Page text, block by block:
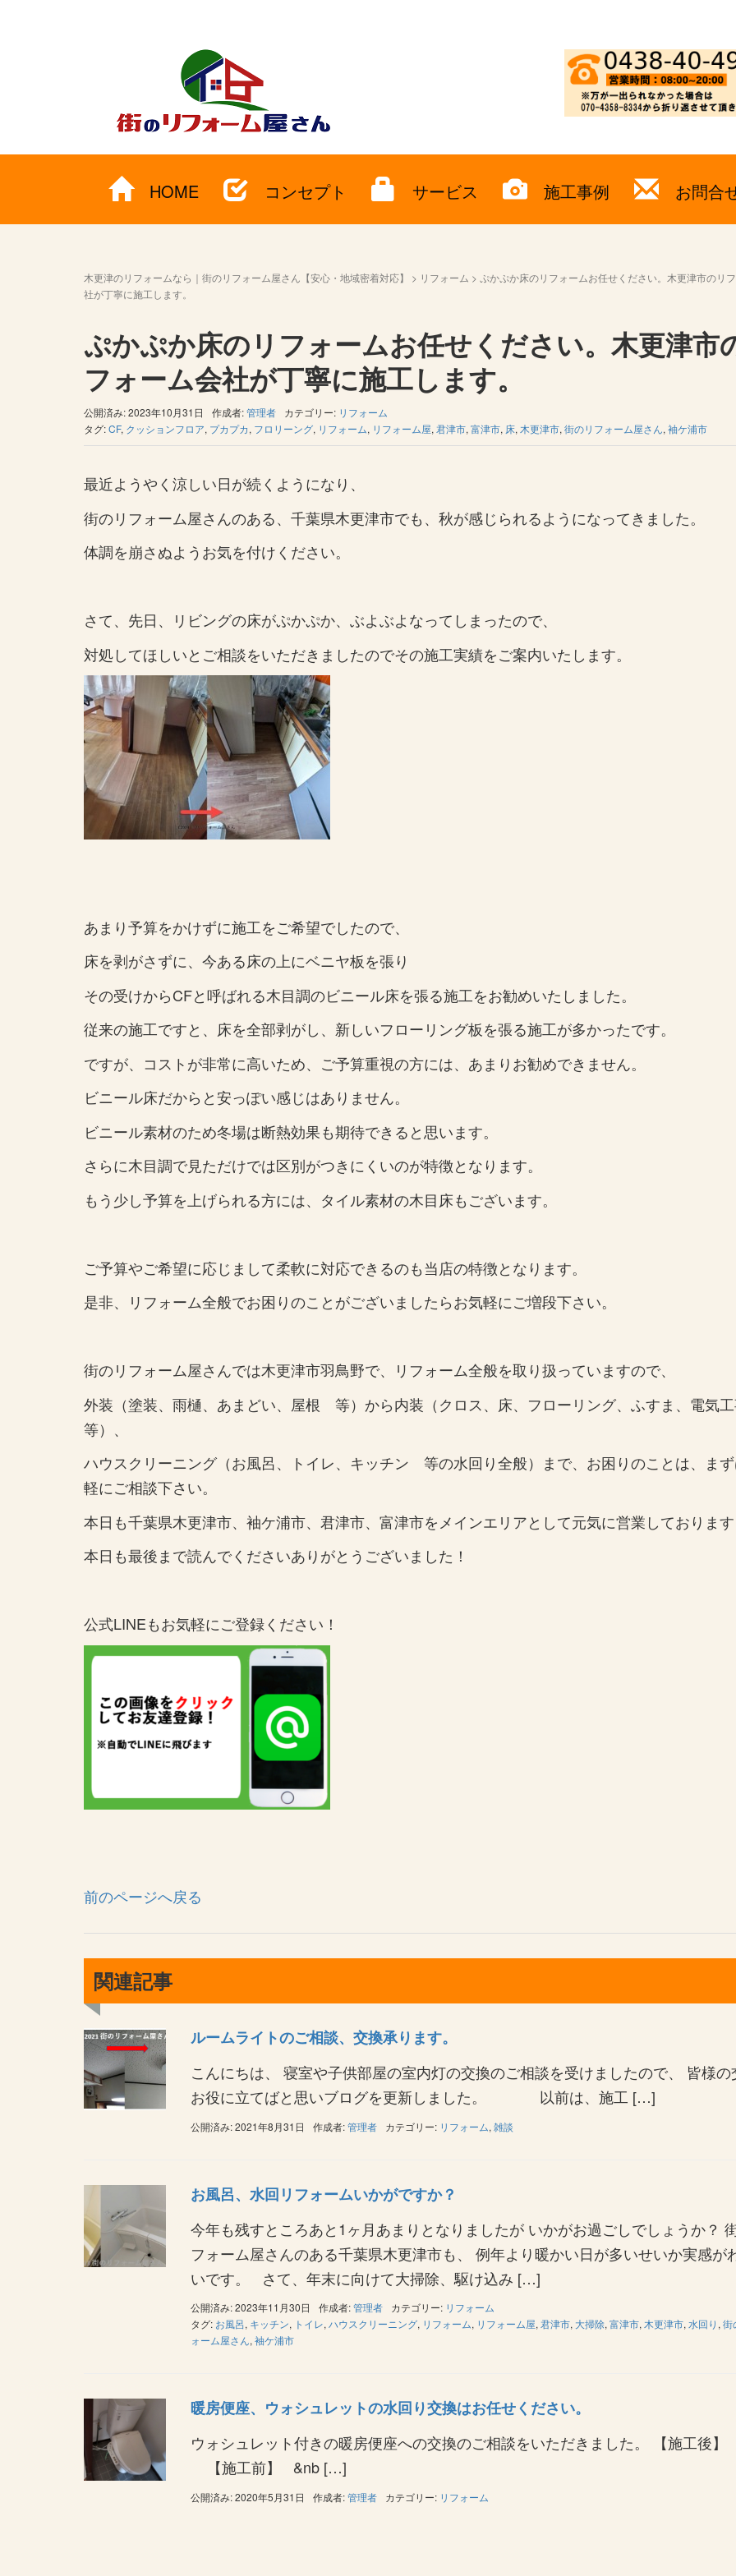
HOME コンセプト サービス 施工事例 お問合
木更津のリフォームなら｜街のリフォーム屋さん【安心・地域密着対応】 > リフォーム > ぷかぷか床のリフォームお任せください。木更津市のリ
社が丁寧に施工します。
ぷかぷか床のリフォームお任せください。木更津市
フォーム会社が丁寧に施工します。
公開済み: 2023年10月31日 作成者:管理者 カテゴリー: リフォーム
タグ:CF, クッションフロア, プカプカ, フロリーング, リフォーム, リフォーム屋, 君津市, 富津市, 床, 木更津市, 街のリフォーム屋さん, 袖ケ浦市
最近ようやく涼しい日が続くようになり、
街のリフォーム屋さんのある、千葉県木更津市でも、秋が感じられるようになってきました。
体調を崩さぬようお気を付けください。
さて、先日、リビングの床がぷかぷか、ぶよぶよなってしまったので、
対処してほしいとご相談をいただきましたのでその施工実績をご案内いたします。
あまり予算をかけずに施工をご希望でしたので、
床を剥がさずに、今ある床の上にベニヤ板を張り
その受けからCFと呼ばれる木目調のビニール床を張る施工をお勧めいたしました。
従来の施工ですと、床を全部剥がし、新しいフローリング板を張る施工が多かったです。
ですが、コストが非常に高いため、ご予算重視の方には、あまりお勧めできません。
ビニール床だからと安っぽい感じはありません。
ビニール素材のため冬場は断熱効果も期待できると思います。
さらに木目調で見ただけでは区別がつきにくいのが特徴となります。
もう少し予算を上げられる方には、タイル素材の木目床もございます。
ご予算やご希望に応じまして柔軟に対応できるのも当店の特徴となります。
是非、リフォーム全般でお困りのことがございましたらお気軽にご増段下さい。
街のリフォーム屋さんでは木更津市羽鳥野で、リフォーム全般を取り扱っていますので、
外装（塗装、雨樋、あまどい、屋根 等）から内装（クロス、床、フローリング、ふすま、電
等）、
ハウスクリーニング（お風呂、トイレ、キッチン 等の水回り全般）まで、お困りのことは、ま
軽にご相談下さい。
本日も千葉県木更津市、袖ケ浦市、君津市、富津市をメインエリアとして元気に営業しておりま
本日も最後まで読んでくださいありがとうございました！
公式LINEもお気軽にご登録ください！
前のページへ戻る
関連記事
ルームライトのご相談、交換承ります。
こんにちは、 寝室や子供部屋の室内灯の交換のご相談を受けましたので、 皆様の
お役に立てばと思いブログを更新しました。 以前は、施工 […]
公開済み: 2021年8月31日 作成者:管理者 カテゴリー: リフォーム, 雑談
お風呂、水回リフォームいかがですか？
今年も残すところあと1ヶ月あまりとなりましたが いかがお過ごしでしょうか？
フォーム屋さんのある千葉県木更津市も、 例年より暖かい日が多いせいか実感が
いです。 さて、年末に向けて大掃除、駆け込み […]
公開済み: 2023年11月30日 作成者:管理者 カテゴリー: リフォーム
タグ: お風呂, キッチン, トイレ, ハウスクリーニング, リフォーム, リフォーム屋, 君津市, 大掃除, 富津市, 木更津市, 水回り , 街
ォーム屋さん, 袖ケ浦市
暖房便座、ウォシュレットの水回り交換はお任せください。
ウォシュレット付きの暖房便座への交換のご相談をいただきました。 【施
【施工前】 &nb […]
公開済み: 2020年5月31日 作成者:管理者 カテゴリー: リフォーム